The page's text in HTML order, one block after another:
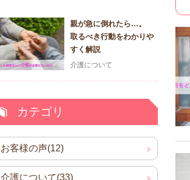
親が急に倒れたら…。
取るべき行動をわかりや
すく解説
介護について
カテゴリ
お客様の声(12)
介護について(33)